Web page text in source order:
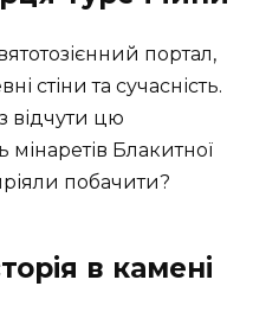
портал,
стіни та сучасність.
відчути цю
Блакитної
побачити?
в камені